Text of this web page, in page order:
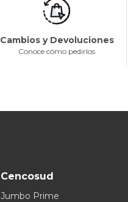
Cambios y Devoluciones
Conoce cómo pedirlos
Cencosud
Jumbo Prime